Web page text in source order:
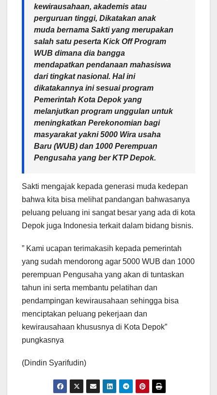
kewirausahaan, akademis atau
perguruan tinggi, Dikatakan anak
muda bernama Sakti yang merupakan
salah satu peserta Kick Off Program
WUB dimana dia bangga
mendapatkan pendanaan mahasiswa
dari tingkat nasional. Hal ini
dikatakannya ini sesuai program
Pemerintah Kota Depok yang
melanjutkan program unggulan untuk
meningkatkan Perekonomian bagi
masyarakat yakni 5000 Wira usaha
Baru (WUB) dan 1000 Perempuan
Pengusaha yang ber KTP Depok.
Sakti mengajak kepada generasi muda kedepan
bahwa kita bisa melihat pandangan bahwasanya
peluang peluang ini sangat besar yang ada di kota
Depok juga Indonesia terkait dalam bidang bisnis.
” Kami ucapan terimakasih kepada pemerintah
yang sudah mendorong agar 5000 WUB dan 1000
perempuan Pengusaha yang akan di tuntaskan
tahun ini serta membantu pelatihan dan
pendampingan kewirausahaan sehingga bisa
menciptakan peluang pekerjaan dan
kewirausahaan khususnya di Kota Depok”
pungkasnya
(Dindin Syarifudin)